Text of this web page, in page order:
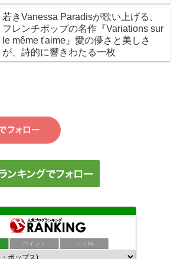
Future』こそがニューウェイヴの真実
である
若きVanessa Paradisが歌い上げる、
フレンチポップの名作『Variations sur
le même t'aime』愛の儚さと美しさ
が、詩的に響きわたる一枚
ポイント ブロ画